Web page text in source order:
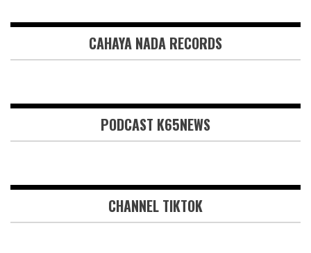
CAHAYA NADA RECORDS
PODCAST K65NEWS
CHANNEL TIKTOK